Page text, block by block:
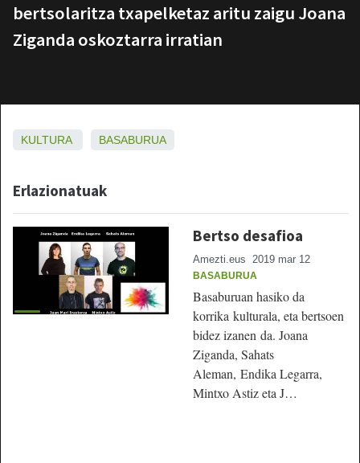
bertsolaritza txapelketaz aritu zaigu Joana
Ziganda oskoztarra irratian
KULTURA BASABURUA
Erlazionatuak
Bertso desafioa
Amezti.eus 2019 mar 12
BASABURUA
Basaburuan hasiko da
korrika kulturala, eta bertsoen
bidez izanen da. Joana
Ziganda, Sahats
Aleman, Endika Legarra,
Mintxo Astiz eta J…